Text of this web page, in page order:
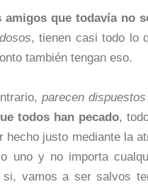
que todavía no
, tienen casi todo lo
también tengan eso.
parecen
todos han pecado,
justo mediante la
uno y no importa
vamos a ser salvos